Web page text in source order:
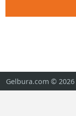
Gelbura.com © 2026